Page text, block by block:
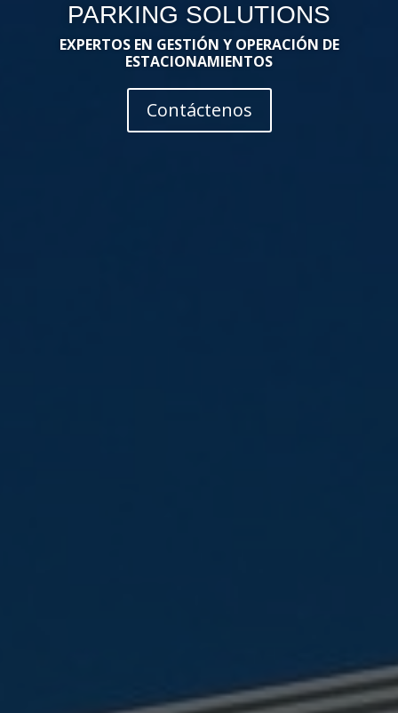
PARKING SOLUTIONS
EXPERTOS EN GESTIÓN Y OPERACIÓN DE
ESTACIONAMIENTOS
Contáctenos